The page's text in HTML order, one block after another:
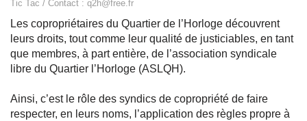
Tic Tac / Contact : q2h@free.fr
Les copropriétaires du Quartier de l’Horloge découvrent
leurs droits, tout comme leur qualité de justiciables, en tant
que membres, à part entière, de l’association syndicale
libre du Quartier l’Horloge (ASLQH).
Ainsi, c’est le rôle des syndics de copropriété de faire
respecter, en leurs noms, l’application des règles propre à